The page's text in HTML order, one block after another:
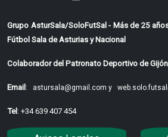
Grupo AsturSala/SoloFutSal - Más de 25
Fútbol Sala de Asturias y Nacional
Colaborador del Patronato Deportivo de
Email: astursala@gmail.com y
Tel: +34 639 407 454